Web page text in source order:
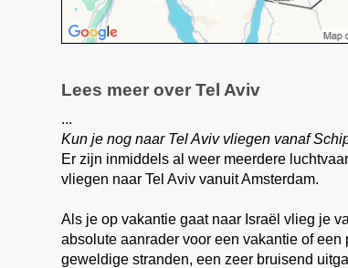
Lees meer over Tel Aviv
...
Kun je nog naar Tel Aviv vliegen vanaf
Er zijn inmiddels al weer meerdere
vliegen naar Tel Aviv vanuit Amsterdam.
Als je op vakantie gaat naar Israël vlieg je
absolute aanrader voor een vakantie of
geweldige stranden, een zeer bruisend